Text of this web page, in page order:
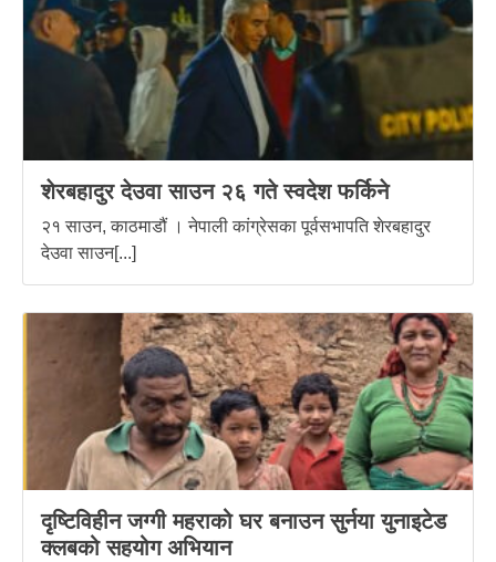
शेरबहादुर देउवा साउन २६ गते स्वदेश फर्किने
२१ साउन, काठमाडौं । नेपाली कांग्रेसका पूर्वसभापति शेरबहादुर
देउवा साउन[...]
दृष्टिविहीन जग्गी महराको घर बनाउन सुर्नया युनाइटेड
क्लबको सहयोग अभियान